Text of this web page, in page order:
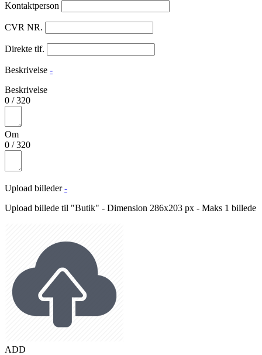
Kontaktperson
CVR NR.
Direkte tlf.
Beskrivelse -
Beskrivelse
0 /320
Om
0 /320
Upload billeder -
Upload billede til "Butik" - Dimension 286x203 px - Maks 1 billede
ADD